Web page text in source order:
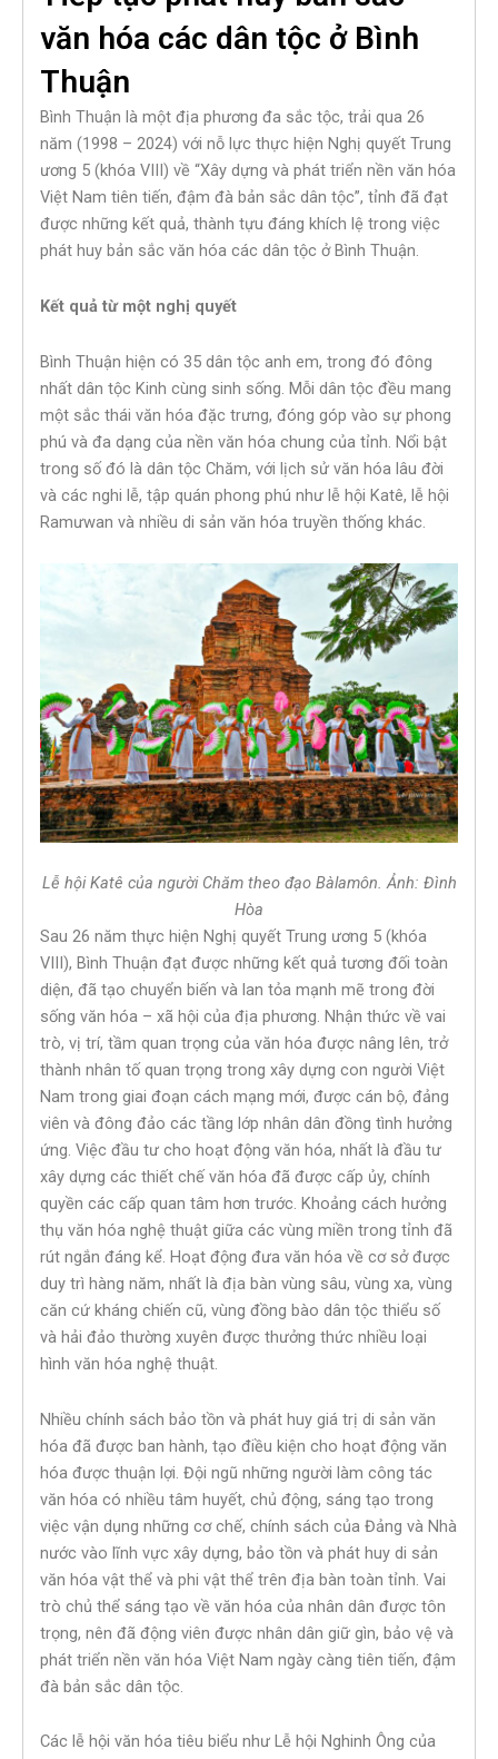
văn hóa các dân tộc ở Bình
Thuận
Bình Thuận là một địa phương đa sắc tộc, trải qua 26
năm (1998 – 2024) với nỗ lực thực hiện Nghị quyết Trung
ương 5 (khóa VIII) về “Xây dựng và phát triển nền văn hóa
Việt Nam tiên tiến, đậm đà bản sắc dân tộc”, tỉnh đã đạt
được những kết quả, thành tựu đáng khích lệ trong việc
phát huy bản sắc văn hóa các dân tộc ở Bình Thuận.
Kết quả từ một nghị quyết
Bình Thuận hiện có 35 dân tộc anh em, trong đó đông
nhất dân tộc Kinh cùng sinh sống. Mỗi dân tộc đều mang
một sắc thái văn hóa đặc trưng, đóng góp vào sự phong
phú và đa dạng của nền văn hóa chung của tỉnh. Nổi bật
trong số đó là dân tộc Chăm, với lịch sử văn hóa lâu đời
và các nghi lễ, tập quán phong phú như lễ hội Katê, lễ hội
Ramưwan và nhiều di sản văn hóa truyền thống khác.
Lễ hội Katê của người Chăm theo đạo Bàlamôn. Ảnh: Đình
Hòa
Sau 26 năm thực hiện Nghị quyết Trung ương 5 (khóa
VIII), Bình Thuận đạt được những kết quả tương đối toàn
diện, đã tạo chuyển biến và lan tỏa mạnh mẽ trong đời
sống văn hóa – xã hội của địa phương. Nhận thức về vai
trò, vị trí, tầm quan trọng của văn hóa được nâng lên, trở
thành nhân tố quan trọng trong xây dựng con người Việt
Nam trong giai đoạn cách mạng mới, được cán bộ, đảng
viên và đông đảo các tầng lớp nhân dân đồng tình hưởng
ứng. Việc đầu tư cho hoạt động văn hóa, nhất là đầu tư
xây dựng các thiết chế văn hóa đã được cấp ủy, chính
quyền các cấp quan tâm hơn trước. Khoảng cách hưởng
thụ văn hóa nghệ thuật giữa các vùng miền trong tỉnh đã
rút ngắn đáng kể. Hoạt động đưa văn hóa về cơ sở được
duy trì hàng năm, nhất là địa bàn vùng sâu, vùng xa, vùng
căn cứ kháng chiến cũ, vùng đồng bào dân tộc thiểu số
và hải đảo thường xuyên được thưởng thức nhiều loại
hình văn hóa nghệ thuật.
Nhiều chính sách bảo tồn và phát huy giá trị di sản văn
hóa đã được ban hành, tạo điều kiện cho hoạt động văn
hóa được thuận lợi. Đội ngũ những người làm công tác
văn hóa có nhiều tâm huyết, chủ động, sáng tạo trong
việc vận dụng những cơ chế, chính sách của Đảng và Nhà
nước vào lĩnh vực xây dựng, bảo tồn và phát huy di sản
văn hóa vật thể và phi vật thể trên địa bàn toàn tỉnh. Vai
trò chủ thể sáng tạo về văn hóa của nhân dân được tôn
trọng, nên đã động viên được nhân dân giữ gìn, bảo vệ và
phát triển nền văn hóa Việt Nam ngày càng tiên tiến, đậm
đà bản sắc dân tộc.
Các lễ hội văn hóa tiêu biểu như Lễ hội Nghinh Ông của